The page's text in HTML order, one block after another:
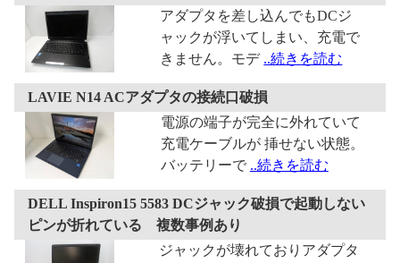
アダプタを差し込んでもDCジ
ャックが浮いてしまい、充電で
きません。モデ ..続きを読む
LAVIE N14 ACアダプタの接続口破損
電源の端子が完全に外れていて
充電ケーブルが 挿せない状態。
バッテリーで ..続きを読む
DELL Inspiron15 5583 DCジャック破損で起動しない
ピンが折れている 複数事例あり
ジャックが壊れておりアダプタ